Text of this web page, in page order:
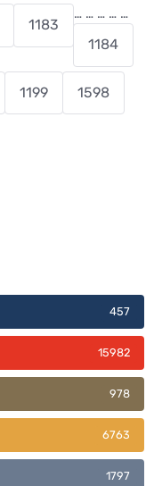
… … …
1183
1184
…
1199
…
1598
457
15982
978
6763
1797